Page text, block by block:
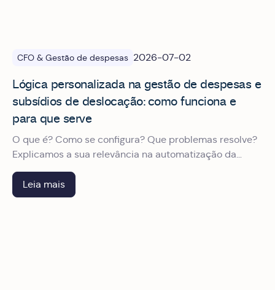
CFO & Gestão de despesas 2026-07-02
Lógica personalizada na gestão de despesas e
subsídios de deslocação: como funciona e
para que serve
O que é? Como se configura? Que problemas resolve?
Explicamos a sua relevância na automatização da
gestão de despesas de viagens profissionais.
Leia mais